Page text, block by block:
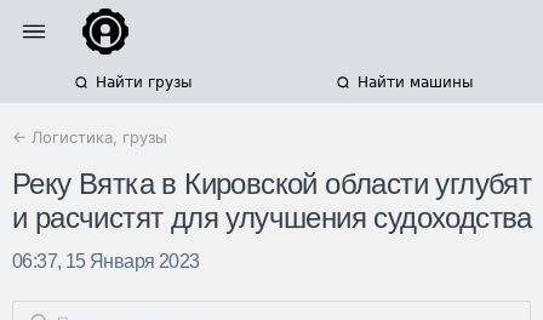
Найти грузы Найти машины
← Логистика, грузы
Реку Вятка в Кировской области углубят
и расчистят для улучшения судоходства
06:37, 15 Января 2023